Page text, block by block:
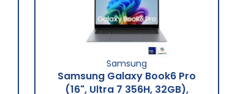
Samsung
Samsung Galaxy Book6 Pro
(16", Ultra 7 356H, 32GB),